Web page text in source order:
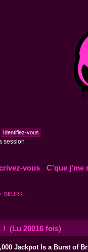
session
vous C'que j'me
BEURK !
! (Lu 20016 fois)
Jackpot Is a Burst of